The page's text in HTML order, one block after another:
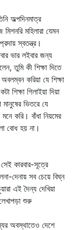
অল্পদিনমাত্র
মহিলারা যেমন
স্বতন্ত্র।
ভার লইবার জন্য
তুমি কী শিক্ষা দিতে
করিয়া যে শিক্ষা
শিক্ষা গিলাইয়া দিয়া
ভিতরে যে
করি। বাঁধা নিয়মের
বোধ হয় না।
সেই কারবার-সূত্রে
দেনায় সব চেয়ে বিঘ্ন
এই দৈন্য দেখিয়া
শুরু
অবস্থাতেও দেশে